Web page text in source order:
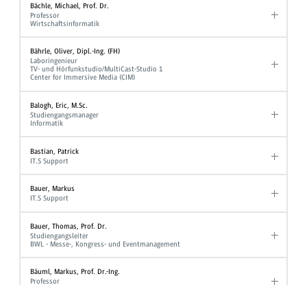
Bächle, Michael, Prof. Dr.
Professor
Wirtschaftsinformatik
Bährle, Oliver, Dipl.-Ing. (FH)
Laboringenieur
TV- und Hörfunkstudio/MultiCast-Studio 1
Center for Immersive Media (CIM)
Balogh, Eric, M.Sc.
Studiengangsmanager
Informatik
Bastian, Patrick
IT.S Support
Bauer, Markus
IT.S Support
Bauer, Thomas, Prof. Dr.
Studiengangsleiter
BWL - Messe-, Kongress- und Eventmanagement
Bäuml, Markus, Prof. Dr.-Ing.
Professor